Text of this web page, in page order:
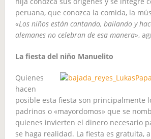
peruana, que conozca la comida, la
«Los niños están cantando, bailando y
alemanes no celebran de esa manera»,
La fiesta del niño Manuelito
Quienes
hacen
posible esta fiesta son principalmente
padrinos o «mayordomos» que se
quienes invierten el dinero necesario
se haga realidad. La fiesta es gratuita,